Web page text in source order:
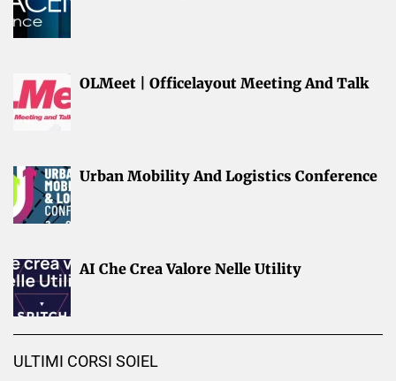
OLMeet | Officelayout Meeting And Talk
Urban Mobility And Logistics Conference
AI Che Crea Valore Nelle Utility
ULTIMI CORSI SOIEL